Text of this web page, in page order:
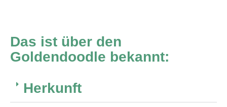
Das ist über den
Goldendoodle bekannt:
Herkunft